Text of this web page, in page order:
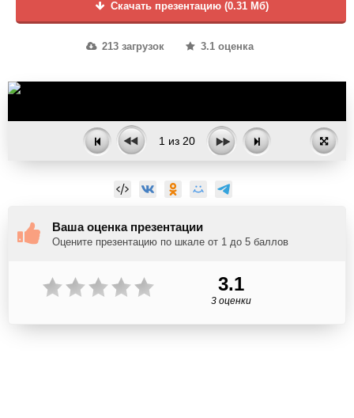
Скачать презентацию (0.31 Мб)
213 загрузок 3.1 оценка
1 из 20
Ваша оценка презентации
Оцените презентацию по шкале от 1 до 5 баллов
3.1
3 оценки